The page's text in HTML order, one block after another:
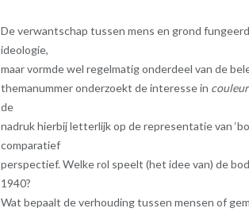
De verwantschap tussen mens en grond
ideologie,
maar vormde wel regelmatig onderdeel van de
themanummer onderzoekt de interesse in
de
nadruk hierbij letterlijk op de representatie van
comparatief
perspectief. Welke rol speelt (het idee van) de
1940?
Wat bepaalt de verhouding tussen mensen of